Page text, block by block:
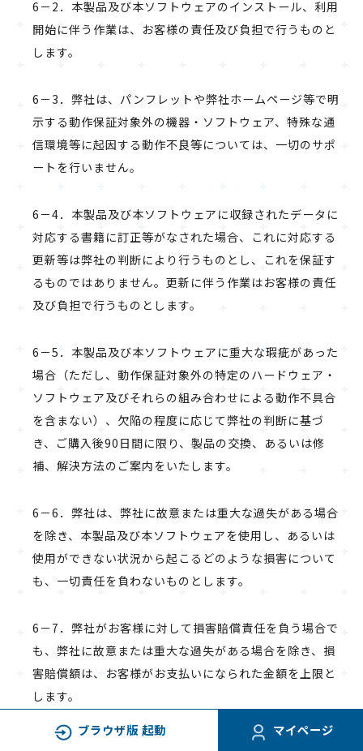
6－2．本製品及び本ソフトウェアのインストール、利用
開始に伴う作業は、お客様の責任及び負担で行うものと
します。
6－3．弊社は、パンフレットや弊社ホームページ等で明
示する動作保証対象外の機器・ソフトウェア、特殊な通
信環境等に起因する動作不良等については、一切のサポ
ートを行いません。
6－4．本製品及び本ソフトウェアに収録されたデータに
対応する書籍に訂正等がなされた場合、これに対応する
更新等は弊社の判断により行うものとし、これを保証す
るものではありません。更新に伴う作業はお客様の責任
及び負担で行うものとします。
6－5．本製品及び本ソフトウェアに重大な瑕疵があった
場合（ただし、動作保証対象外の特定のハードウェア・
ソフトウェア及びそれらの組み合わせによる動作不具合
を含まない）、欠陥の程度に応じて弊社の判断に基づ
き、ご購入後90日間に限り、製品の交換、あるいは修
補、解決方法のご案内をいたします。
6－6．弊社は、弊社に故意または重大な過失がある場合
を除き、本製品及び本ソフトウェアを使用し、あるいは
使用ができない状況から起こるどのような損害について
も、一切責任を負わないものとします。
6－7．弊社がお客様に対して損害賠償責任を負う場合で
も、弊社に故意または重大な過失がある場合を除き、損
害賠償額は、お客様がお支払いになられた金額を上限と
します。
ブラウザ版 起動 マイページ